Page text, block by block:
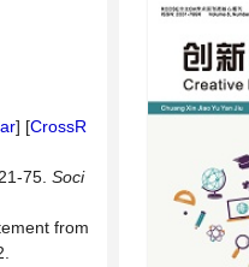
] [CrossR
75. Soci
from